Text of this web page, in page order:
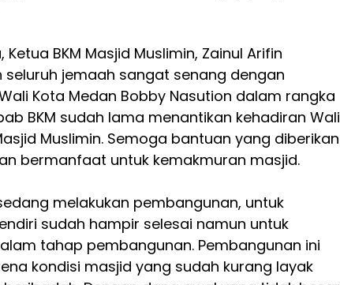
BKM Masjid Muslimin, Zainul Arifin
seluruh jemaah sangat senang dengan
Kota Medan Bobby Nasution dalam rangka
BKM sudah lama menantikan kehadiran Wali
Muslimin. Semoga bantuan yang diberikan
bermanfaat untuk kemakmuran masjid.
melakukan pembangunan, untuk
sudah hampir selesai namun untuk
tahap pembangunan. Pembangunan ini
kondisi masjid yang sudah kurang layak